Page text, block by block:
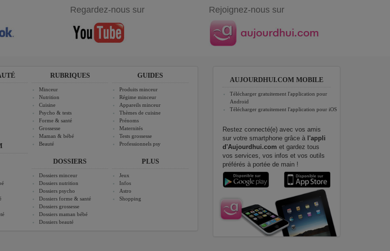
Regardez-nous sur Rejoignez-nous sur
RUBRIQUES
Minceur
Nutrition
Cuisine
Psycho & tests
Forme & santé
Grossesse
Maman & bébé
Beauté
DOSSIERS
Dossiers minceur
Dossiers nutrition
Dossiers psycho
Dossiers forme & santé
Dossiers grossesse
Dossiers maman bébé
Dossiers beauté
GUIDES
Produits minceur
Régime minceur
Appareils minceur
Thèmes de cuisine
Prénoms
Maternités
Tests grossesse
Professionnels psy
PLUS
Jeux
Infos
Astro
Shopping
AUJOURDHUI.COM MOBILE
Télécharger gratuitement l'application pour
Android
Télécharger gratuitement l'application pour iOS
Restez connecté(e) avec vos amis
sur votre smartphone grâce à l'appli
d'Aujourdhui.com et gardez tous
vos services, vos infos et vos outils
préférés à portée de main !